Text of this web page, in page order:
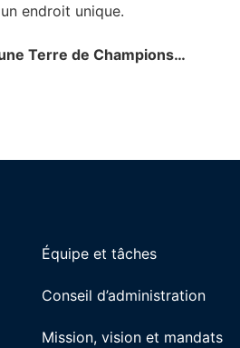
endroit unique.
Terre de Champions…
Équipe et tâches
Conseil d’administration
Mission, vision et mandats